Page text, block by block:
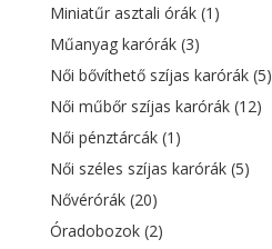
Miniatűr asztali órák (1)
Műanyag karórák (3)
Női bővíthető szíjas karórák (5)
Női műbőr szíjas karórák (12)
Női pénztárcák (1)
Női széles szíjas karórák (5)
Nővérórák (20)
Óradobozok (2)